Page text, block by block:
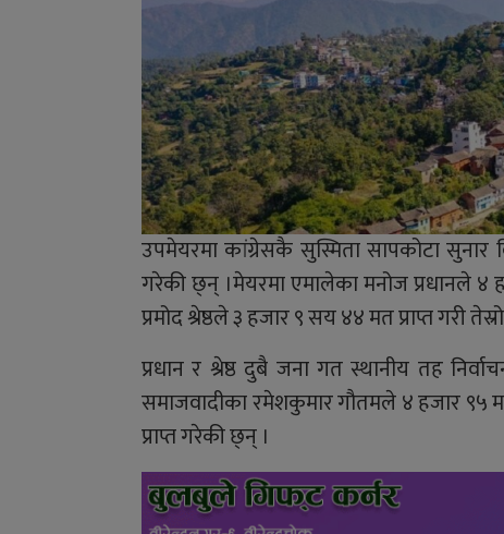
उपमेयरमा कांग्रेसकै सुस्मिता सापकोटा
गरेकी छ्न् ।मेयरमा एमालेका मनोज प्रधानले ४
प्रमोद श्रेष्ठले ३ हजार ९ सय ४४ मत प्राप्त गरी
प्रधान र श्रेष्ठ दुबै जना गत स्थानीय तह
समाजवादीका रमेशकुमार गौतमले ४ हजार ९५
प्राप्त गरेकी छ्न् ।